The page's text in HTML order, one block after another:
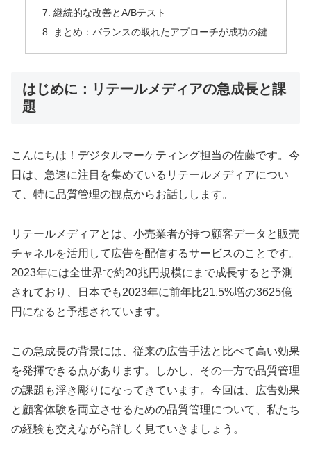
継続的な改善とA/Bテスト
まとめ：バランスの取れたアプローチが成功の鍵
はじめに：リテールメディアの急成長と課
題
こんにちは！デジタルマーケティング担当の佐藤です。今
日は、急速に注目を集めているリテールメディアについ
て、特に品質管理の観点からお話しします。
リテールメディアとは、小売業者が持つ顧客データと販売
チャネルを活用して広告を配信するサービスのことです。
2023年には全世界で約20兆円規模にまで成長すると予測
されており、日本でも2023年に前年比21.5%増の3625億
円になると予想されています。
この急成長の背景には、従来の広告手法と比べて高い効果
を発揮できる点があります。しかし、その一方で品質管理
の課題も浮き彫りになってきています。今回は、広告効果
と顧客体験を両立させるための品質管理について、私たち
の経験も交えながら詳しく見ていきましょう。